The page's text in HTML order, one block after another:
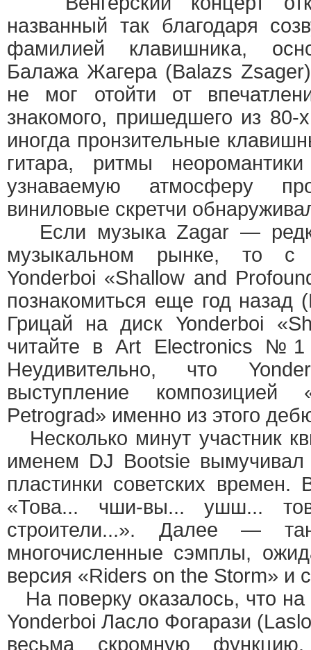
названный так благодаря
фамилией клавишника,
Балажа Жагера (Balazs
не мог отойти от
знакомого, пришедшего из 80-
иногда пронзительные
гитара, ритмы
узнаваемую атмосферу
виниловые скретчи
Если музыка Zagar —
музыкальном рынке, то с
Yonderboi «Shallow and
познакомиться еще год назад
Грицай на диск Yonderboi
читайте в Art Electronics
Неудивительно, что
выступление
Petrograd» именно из этого
Несколько минут участник
именем DJ Bootsie вымучивал
пластинки советских времен.
«Това... чши-вы... ушш...
строители...». Далее —
многочисленные сэмплы,
версия «Riders on the Storm» и
На поверку оказалось, что на
Yonderboi Ласло Фогарази
весьма скромную